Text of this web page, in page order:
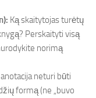
Ką skaitytojas turėtų
Perskaityti visą
norimą
neturi būti
formą (ne „buvo